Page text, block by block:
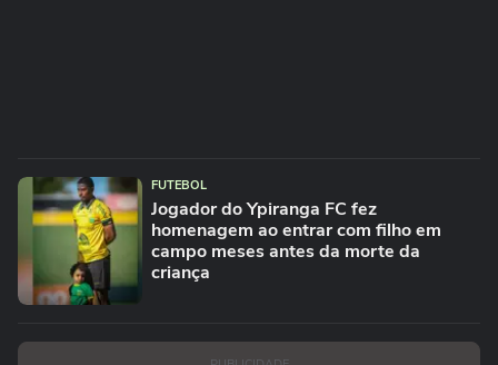
FUTEBOL
Jogador do Ypiranga FC fez
homenagem ao entrar com filho em
campo meses antes da morte da
criança